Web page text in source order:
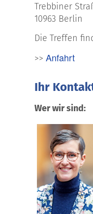
Trebbiner
10963 Berlin
Die Treffen
>> Anfahrt
Ihr
Wer wir sind: